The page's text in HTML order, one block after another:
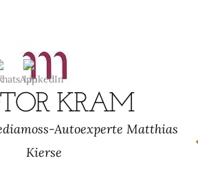
KRAM
Autoexperte Matthias
Kierse